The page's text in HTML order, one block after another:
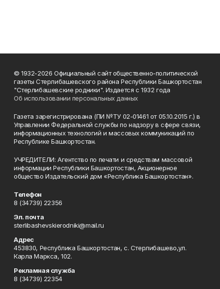
© 1932-2026 Официальный сайт общественно-политической
газеты Стерлибашевского района Республики Башкортостан
"Стерлибашевские родники". Издается с 1932 года
Об использовании персональных данных
Газета зарегистрирована (ПИ №ТУ 02-01461 от 05.10.2015 г.) в
Управлении Федеральной службы по надзору в сфере связи,
информационных технологий и массовых коммуникаций по
Республике Башкортостан.
УЧРЕДИТЕЛИ: Агентство по печати и средствам массовой
информации Республики Башкортостан, Акционерное
общество Издательский дом «Республика Башкортостан».
Телефон
8 (34739) 22356
Эл. почта
sterlibashevskierodniki@mail.ru
Адрес
453830, Республика Башкортостан, c. Стерлибашево,ул.
Карла Маркса, 102.
Рекламная служба
8 (34739) 22354